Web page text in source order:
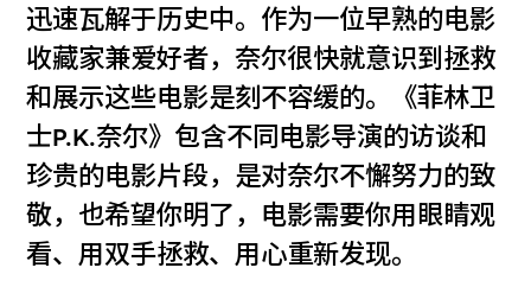
迅速瓦解于历史中。作为一位早熟的电影
收藏家兼爱好者，奈尔很快就意识到拯救
和展示这些电影是刻不容缓的。《菲林卫
士P.K.奈尔》包含不同电影导演的访谈和
珍贵的电影片段，是对奈尔不懈努力的致
敬，也希望你明了，电影需要你用眼睛观
看、用双手拯救、用心重新发现。